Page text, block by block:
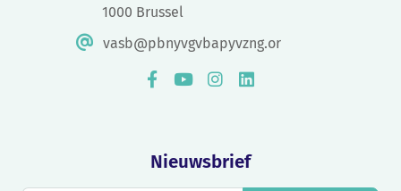
1000 Brussel
vasb@pbnyvgvbapyvzng.or
Nieuwsbrief